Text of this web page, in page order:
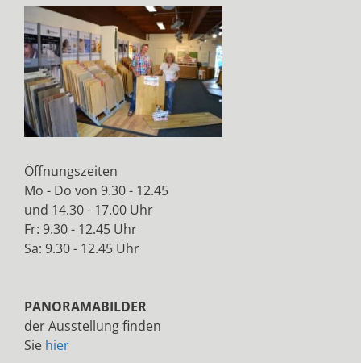
Öffnungszeiten
Mo - Do von 9.30 - 12.45
und 14.30 - 17.00 Uhr
Fr: 9.30 - 12.45 Uhr
Sa: 9.30 - 12.45 Uhr
PANORAMABILDER
der Ausstellung finden
Sie hier